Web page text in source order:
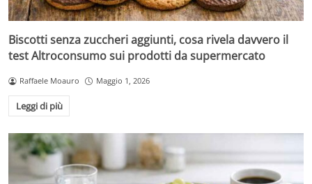
Biscotti senza zuccheri aggiunti, cosa rivela davvero il
test Altroconsumo sui prodotti da supermercato
Raffaele Moauro Maggio 1, 2026
Leggi di più